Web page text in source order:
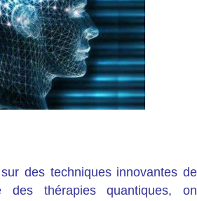
des techniques innovantes de
des thérapies quantiques, on